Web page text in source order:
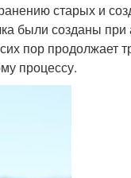
старых и
были созданы при
пор продолжает
процессу.